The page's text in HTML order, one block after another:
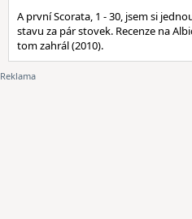
A první Scorata, 1 - 30, jsem si
stavu za pár stovek. Recenze na
tom zahrál (2010).